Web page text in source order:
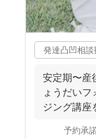
発達凸凹相談
安定期〜産
ょうだい
ジング講座
予約承